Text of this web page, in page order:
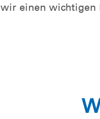
wir einen wichtigen